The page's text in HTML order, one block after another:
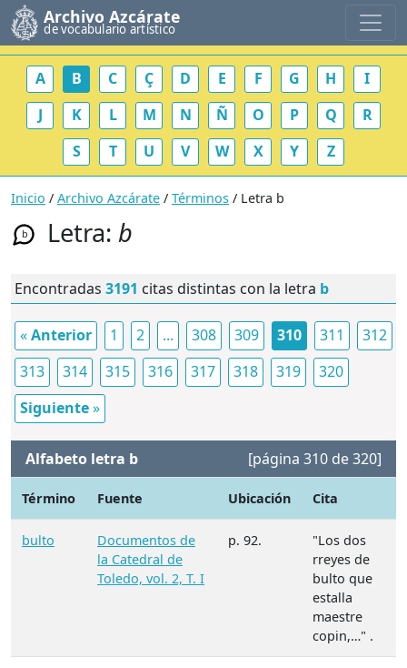
Archivo Azcárate
de vocabulario artístico
A B C Ç D E F G H
I
J
K L M N Ñ O P Q
R
S
T U V W X Y Z
Inicio / Archivo Azcárate / Términos / Letra b
b Letra: b
Encontradas 3191 citas distintas con la letra b
«Anterior 1 2 ... 308 309 310 311
312
313
314 315 316 317 318 319
320
Siguiente»
Alfabeto letra b [página 310 de 320]
Término Fuente Ubicación Cita
bulto
Documentos de
la Catedral de
Toledo, vol. 2, T. I
p. 92.
"Los dos
rreyes de
bulto que
estalla
maestre
copin,…" .